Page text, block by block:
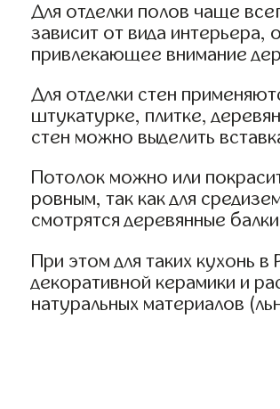
Для отделки полов чаще
зависит от вида
привлекающее внимание
Для отделки стен
штукатурке, плитке,
стен можно выделить
Потолок можно или
ровным, так как для
смотрятся деревянные
При этом для таких кухонь
декоративной керамики и
натуральных материалов